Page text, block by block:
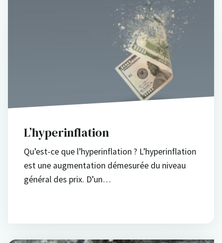
L’hyperinflation
Qu’est-ce que l’hyperinflation ? L’hyperinflation
est une augmentation démesurée du niveau
général des prix. D’un…